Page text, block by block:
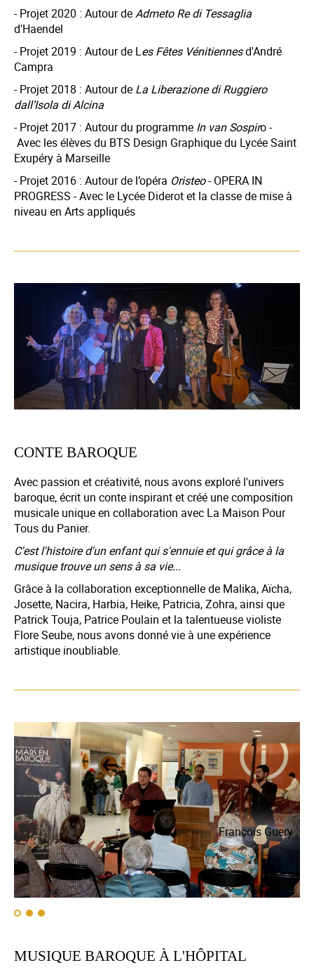
- Projet 2020 : Autour deAdmeto Re di Tessaglia
d'Haendel
- Projet 2019 : Autour de Les Fêtes Vénitiennesd'André
Campra
- Projet 2018 : Autour de La Liberazione di Ruggiero
dall’Isola di Alcina
- Projet 2017 : Autour du programme In van Sospiro -
Avec les élèves du BTS Design Graphique du Lycée Saint
Exupéry à Marseille
- Projet 2016 : Autour de l’opéra Oristeo- OPERA IN
PROGRESS - Avec le Lycée Diderot et la classe de mise à
niveau en Arts appliqués
CONTE BAROQUE
Avec passion et créativité, nous avons exploré l'univers
baroque, écrit un conte inspirant et créé une composition
musicale unique en collaboration avec La Maison Pour
Tous du Panier.
C'est l'histoire d'un enfant qui s'ennuie et qui grâce à la
musique trouve un sens à sa vie...
Grâce à la collaboration exceptionnelle de Malika, Aïcha,
Josette, Nacira, Harbia, Heike, Patricia, Zohra, ainsi que
Patrick Touja, Patrice Poulain et la talentueuse violiste
Flore Seube, nous avons donné vie à une expérience
artistique inoubliable.
François Guery
MUSIQUE BAROQUE À L'HÔPITAL